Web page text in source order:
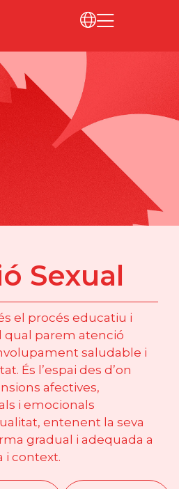
Sexual
el procés educatiu i
parem atenció
saludable i
És l’espai des d’on
afectives,
i emocionals
entenent la seva
gradual i adequada a
i context.